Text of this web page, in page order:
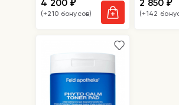
Probioderm Collagen
Remodeling Serum
4 200₽
(+210 бонусов)
2 850₽
(+142